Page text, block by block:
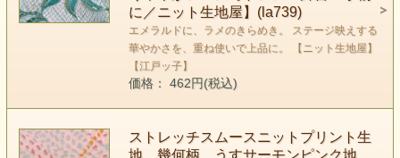
に／ニット生地屋】(la739)
エメラルドに、ラメのきらめき。 ステージ映えする
華やかさを、重ね使いで上品に。 【ニット生地屋】
【江戸ッ子】
価格： 462円(税込)
ストレッチスムースニットプリント生
地 幾何柄 うすサーモンピンク地